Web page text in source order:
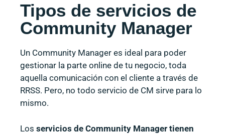
Tipos de servicios de
Community Manager
Un Community Manager es ideal para poder
gestionar la parte online de tu negocio, toda
aquella comunicación con el cliente a través de
RRSS. Pero, no todo servicio de CM sirve para lo
mismo.
Los servicios de Community Manager tienen